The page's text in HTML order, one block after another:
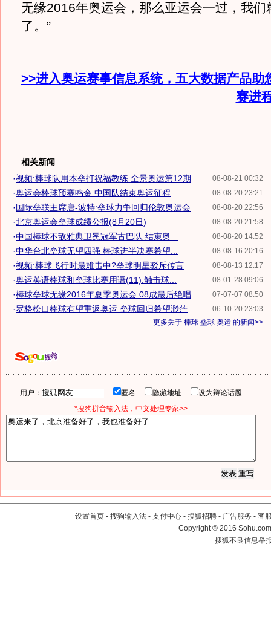
无缘2016年奥运会，那么亚运会一过，我们
了。”
>>进入奥运赛事信息系统，五大数据产品助
赛进
相关新闻
08-08-21 00:32
·视频:棒球队用本垒打祝福教练 全景奥运第12期
08-08-20 23:21
·奥运会棒球预赛鸣金 中国队结束奥运征程
08-08-20 22:56
·国际垒联主席唐-波特:垒球力争回归伦敦奥运会
08-08-20 21:58
·北京奥运会垒球成绩公报(8月20日)
08-08-20 14:52
·中国棒球不敌雅典卫冕冠军古巴队 结束奥...
08-08-16 20:16
·中华台北垒球无望四强 棒球进半决赛希望...
08-08-13 12:17
·视频:棒球飞行时最难击中?垒球明星驳斥传言
08-01-28 09:06
·奥运英语棒球和垒球比赛用语(11):触击球...
07-07-07 08:50
·棒球垒球无缘2016年夏季奥运会 08成最后绝唱
06-10-20 23:03
·罗格松口棒球有望重返奥运 垒球回归希望渺茫
更多关于 棒球 垒球 奥运 的新闻>>
用户： 匿名 隐藏地址
设为辩论话题
*搜狗拼音输入法，中文处理专家>>
设置首页 - 搜狗输入法 - 支付中心 - 搜狐招聘 - 广告服务 - 客
Copyright©2016
搜狐不良信息举